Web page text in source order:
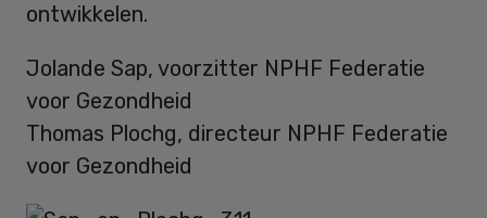
ontwikkelen.
Jolande Sap, voorzitter NPHF Federatie
voor Gezondheid
Thomas Plochg, directeur NPHF Federatie
voor Gezondheid